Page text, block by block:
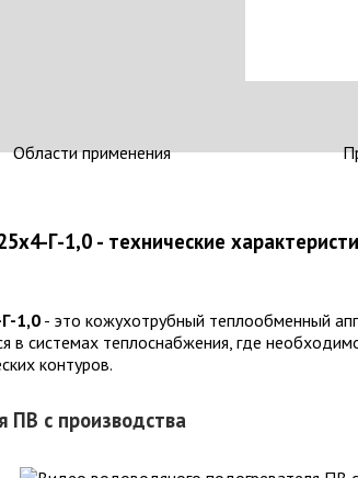
Области применения
Г-1,0 - технические
1,0 - это кожухотрубный теплообменный
в системах теплоснабжения, где
контуров.
ПВ с производства